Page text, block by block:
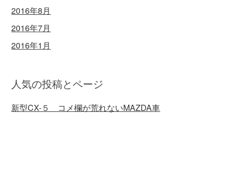
2016年8月
2016年7月
2016年1月
人気の投稿とページ
新型CX-５ コメ欄が荒れないMAZDA車